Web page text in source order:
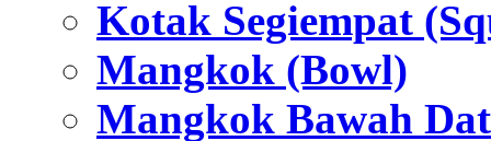
Kotak Segiempat
Mangkok (Bowl)
Mangkok Bawah